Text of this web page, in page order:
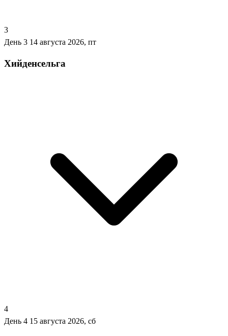
3
День 3 14 августа 2026, пт
Хийденсельга
4
День 4 15 августа 2026, сб